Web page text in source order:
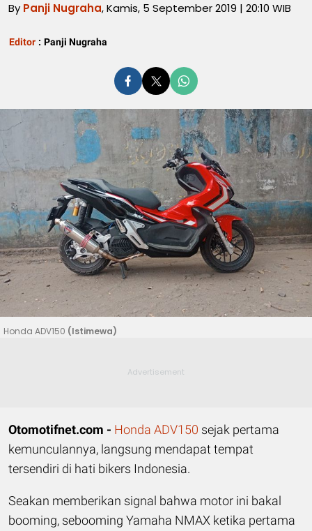
By Panji Nugraha, Kamis, 5 September 2019 | 20:10 WIB
Editor : Panji Nugraha
Honda ADV150 (Istimewa)
Otomotifnet.com - Honda ADV150 sejak pertama
kemunculannya, langsung mendapat tempat
tersendiri di hati bikers Indonesia.
Seakan memberikan signal bahwa motor ini bakal
booming, sebooming Yamaha NMAX ketika pertama